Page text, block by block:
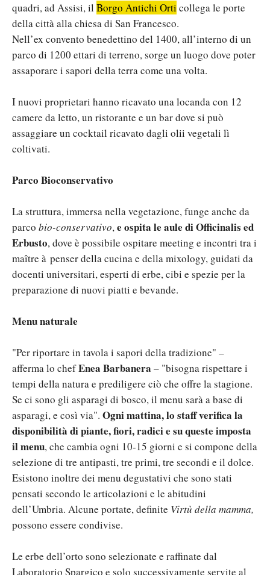
quadri, ad Assisi, il Borgo Antichi Orti collega le porte
della città alla chiesa di San Francesco.
Nell’ex convento benedettino del 1400, all’interno di un
parco di 1200 ettari di terreno, sorge un luogo dove poter
assaporare i sapori della terra come una volta.
I nuovi proprietari hanno ricavato una locanda con 12
camere da letto, un ristorante e un bar dove si può
assaggiare un cocktail ricavato dagli olii vegetali lì
coltivati.
Parco Bioconservativo
La struttura, immersa nella vegetazione, funge anche da
parco bio-conservativo,e ospita le aule di Officinalis ed
Erbusto, dove è possibile ospitare meeting e incontri tra i
maître à penser della cucina e della mixology, guidati da
docenti universitari, esperti di erbe, cibi e spezie per la
preparazione di nuovi piatti e bevande.
Menu naturale
"Per riportare in tavola i sapori della tradizione" –
afferma lo chefEnea Barbanera – "bisogna rispettare i
tempi della natura e prediligere ciò che offre la stagione.
Se ci sono gli asparagi di bosco, il menu sarà a base di
asparagi, e così via". Ogni mattina, lo staff verifica la
disponibilità di piante, fiori, radici e su queste imposta
il menu, che cambia ogni 10-15 giorni e si compone della
selezione di tre antipasti, tre primi, tre secondi e il dolce.
Esistono inoltre dei menu degustativi che sono stati
pensati secondo le articolazioni e le abitudini
dell’Umbria. Alcune portate, definite Virtù della mamma,
possono essere condivise.
Le erbe dell’orto sono selezionate e raffinate dal
Laboratorio Spargico e solo successivamente servite al